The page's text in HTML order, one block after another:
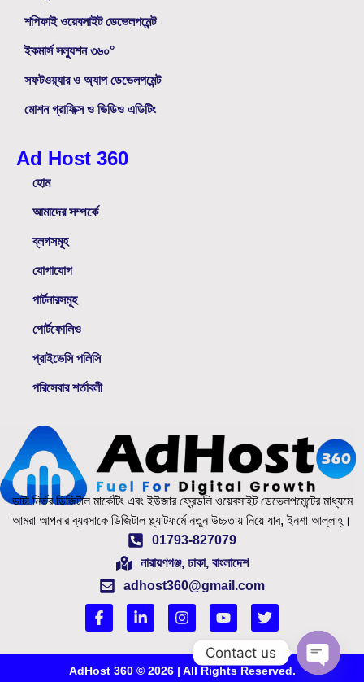
ডাটা নির্ভর ডিজিটাল মার্কেটিং এবং ইউজার ফ্রেন্ডলি ওয়েবসাইট ডেভেলপমেন্টের মাধ্যমে
আমরা আপনার ব্যবসাকে ডিজিটাল প্ল্যাটফর্মে নতুন উচ্চতায় নিয়ে যাব, ইনশা আল্লাহ্‌।
01793-827079
নারায়ণগঞ্জ, ঢাকা, বাংলাদেশ
adhost360@gmail.com
Ad Host 360
হোম
আমাদের সম্পর্কে
ব্লগসমূহ
যোগাযোগ
পার্টনারসমূহ
পোর্টফোলিও
প্রাইভেসি পলিসি
পরিসেবার শর্তাবলী
শপিফাই ওয়েবসাইট ডেভেলপমেন্ট
ইকমার্স সল্যুশন ৩৬০°
সফটওয়্যার ও অ্যাপ ডেভেলপমেন্ট
মোশন গ্রাফিক্স ও ভিডিও এডিটিং
AdHost 360 © 2026 | All Rights Reserved.
Contact us